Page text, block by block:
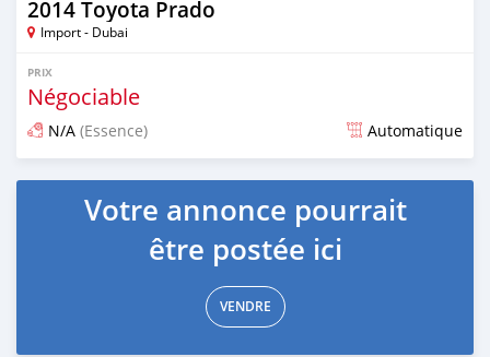
2014 Toyota Prado
Import - Dubai
PRIX
Négociable
N/A (Essence) Automatique
Publié il y a plus de 6 ans
Votre annonce pourrait
être postée ici
VENDRE